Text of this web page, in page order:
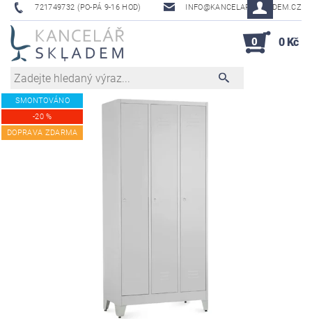
721749732 (PO-PÁ 9-16 HOD) INFO@KANCELAR-SKLADEM.CZ
0 0 Kč
SMONTOVÁNO
-20 %
DOPRAVA ZDARMA